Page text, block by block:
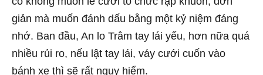
giản mà muốn đánh dấu bằng một kỷ niệm đáng
nhớ. Ban đầu, An lo Trâm tay lái yếu, hơn nữa quá
nhiều rủi ro, nếu lật tay lái, váy cưới cuốn vào
bánh xe thì sẽ rất nguy hiểm.